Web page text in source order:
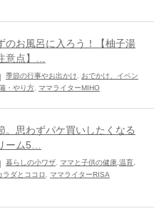
のお風呂に入ろう！【柚子湯
意点】…
季節の行事やお出かけ, おでかけ、イベン
・やり方, ママライターMIHO
。思わずパケ買いしたくなる
ーム5…
暮らしの小ワザ, ママと子供の健康,温育,
ラダとココロ , ママライターRISA